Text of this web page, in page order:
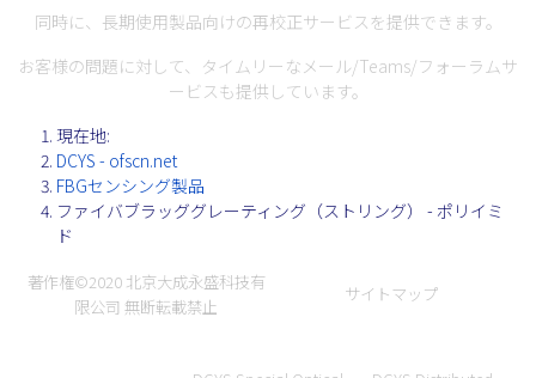
同時に、長期使用製品向けの再校正サービスを提供できます。
お客様の問題に対して、タイムリーなメール/Teams/フォーラムサ
ービスも提供しています。
現在地:
DCYS - ofscn.net
FBGセンシング製品
ファイバブラッググレーティング（ストリング） - ポリイミ
ド
著作権©2020 北京大成永盛科技有
限公司 無断転載禁止
サイトマップ